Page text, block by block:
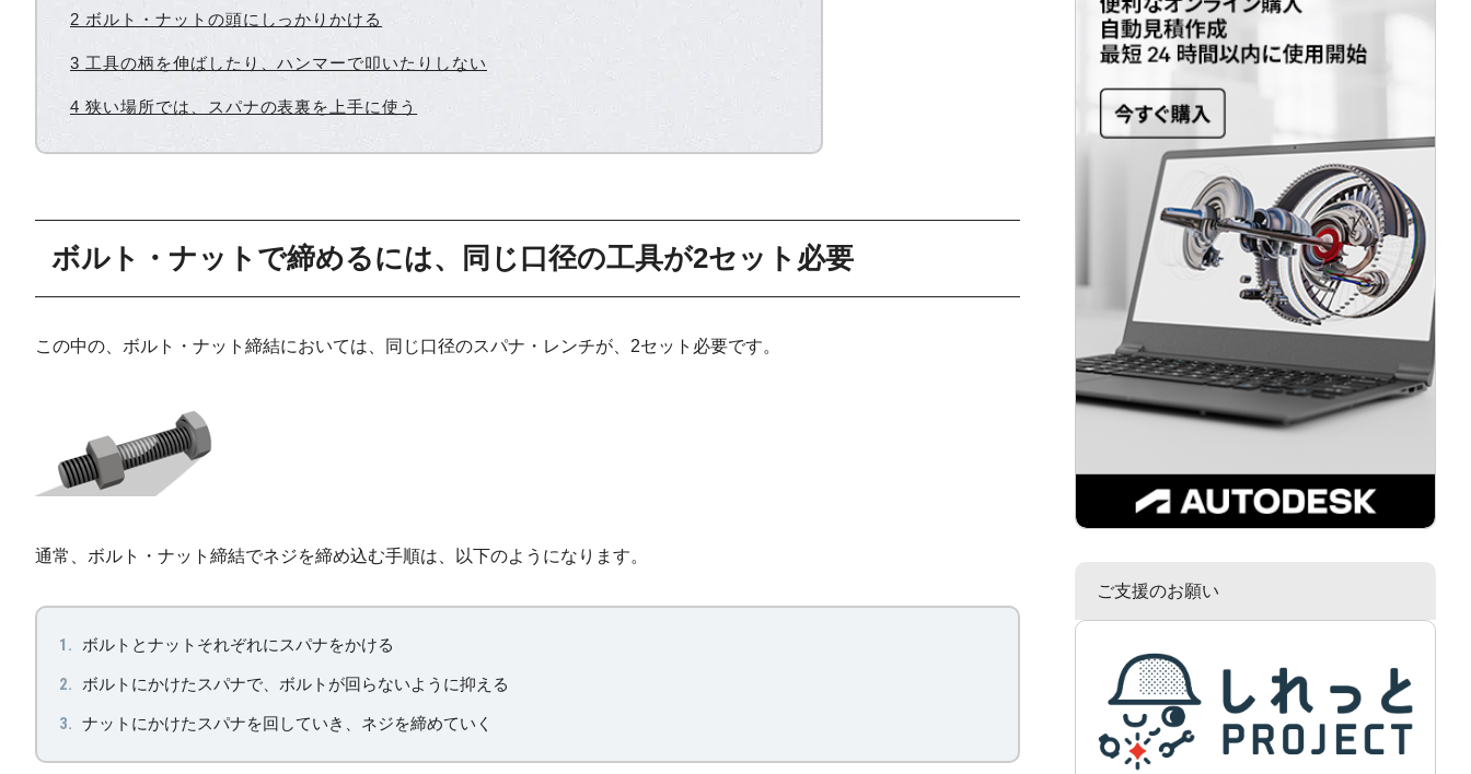
2 ボルト・ナットの頭にしっかりかける
3 工具の柄を伸ばしたり、ハンマーで叩いたりしない
4 狭い場所では、スパナの表裏を上手に使う
ボルト・ナットで締めるには、同じ口径の工具が2セット必要
この中の、ボルト・ナット締結においては、同じ口径のスパナ・レンチが、2セット必要です。
通常、ボルト・ナット締結でネジを締め込む手順は、以下のようになります。
ボルトとナットそれぞれにスパナをかける
ボルトにかけたスパナで、ボルトが回らないように抑える
ナットにかけたスパナを回していき、ネジを締めていく
ご支援のお願い